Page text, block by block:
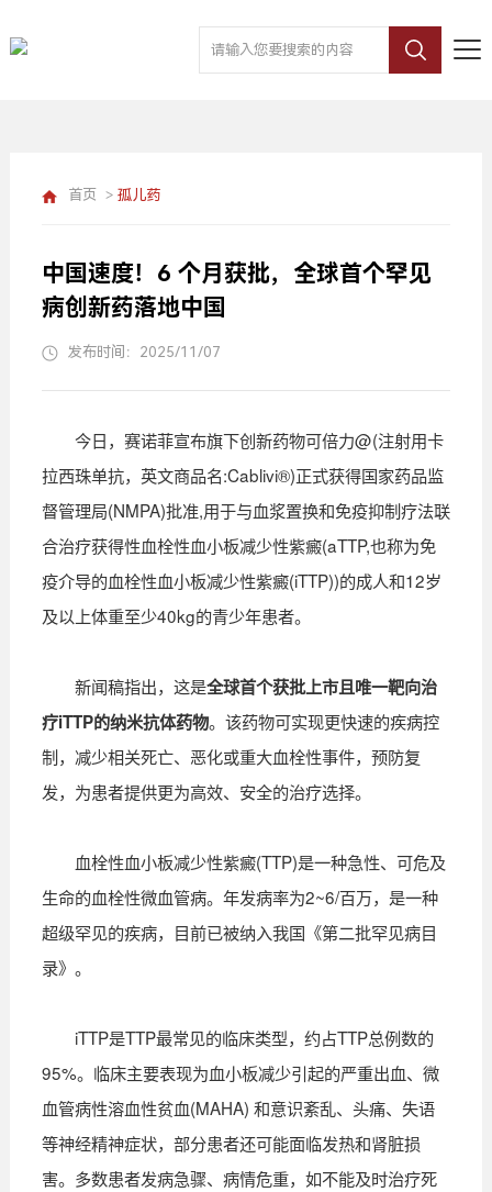
首页 > 孤儿药
中国速度！6 个月获批，全球首个罕见
病创新药落地中国
发布时间：2025/11/07
今日，赛诺菲宣布旗下创新药物可倍力@(注射用卡
拉西珠单抗，英文商品名:Cablivi®)正式获得国家药品监
督管理局(NMPA)批准,用于与血浆置换和免疫抑制疗法联
合治疗获得性血栓性血小板减少性紫癜(aTTP,也称为免
疫介导的血栓性血小板减少性紫癜(iTTP))的成人和12岁
及以上体重至少40kg的青少年患者。
新闻稿指出，这是全球首个获批上市且唯一靶向治
疗iTTP的纳米抗体药物。该药物可实现更快速的疾病控
制，减少相关死亡、恶化或重大血栓性事件，预防复
发，为患者提供更为高效、安全的治疗选择。
血栓性血小板减少性紫癜(TTP)是一种急性、可危及
生命的血栓性微血管病。年发病率为2~6/百万，是一种
超级罕见的疾病，目前已被纳入我国《第二批罕见病目
录》。
iTTP是TTP最常见的临床类型，约占TTP总例数的
95%。临床主要表现为血小板减少引起的严重出血、微
血管病性溶血性贫血(MAHA) 和意识紊乱、头痛、失语
等神经精神症状，部分患者还可能面临发热和肾脏损
害。多数患者发病急骤、病情危重，如不能及时治疗死